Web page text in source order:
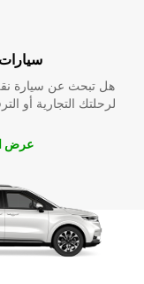
سيارات
هل تبحث عن سيارة
لرحلتك التجارية أو
عرض